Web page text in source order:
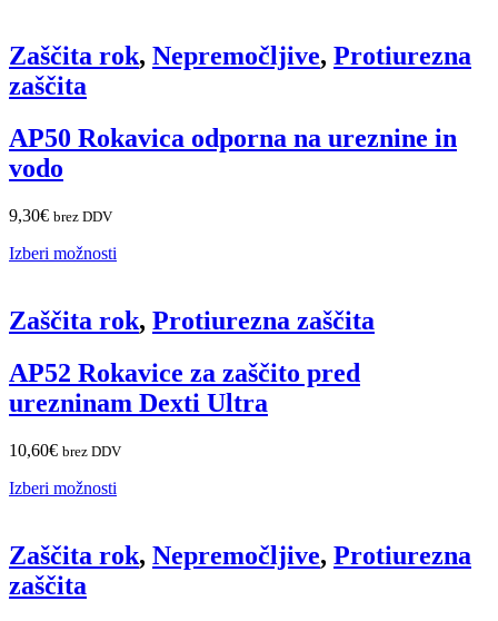
Zaščita rok, Nepremočljive, Protiurezna
zaščita
AP50 Rokavica odporna na ureznine in
vodo
9,30€ brez DDV
Izberi možnosti
Zaščita rok, Protiurezna zaščita
AP52 Rokavice za zaščito pred
urezninam Dexti Ultra
10,60€ brez DDV
Izberi možnosti
Zaščita rok, Nepremočljive, Protiurezna
zaščita